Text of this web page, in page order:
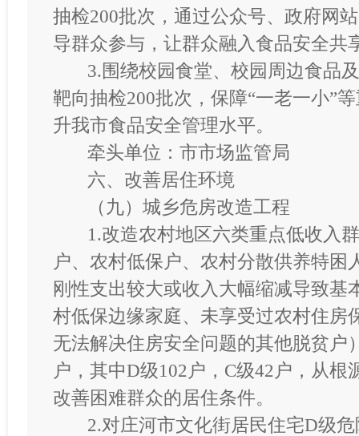
抽检200批次，通过公众号、政府网
导群众参与，让群众融入食品安全共
3.围绕校园食堂、校园周边食品
靶向抽检200批次，保障“一老一小”
升我市食品安全管理水平。
牵头单位：市市场监管局
六、改善居住环境
（九）城乡危房改造工程
1.改造农村地区六类重点低收入
户、农村低保户、农村分散供养特困
刚性支出较大或收入大幅缩减导致基
村低保边缘家庭、未享受过农村住房
无法解决住房安全问题的其他脱贫户
户，其中D级102户，C级42户，从
改善困难群众的居住条件。
2.对庄河市文化街居民住宅D级